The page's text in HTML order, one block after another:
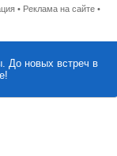
• Реклама на сайте •
До новых встреч в